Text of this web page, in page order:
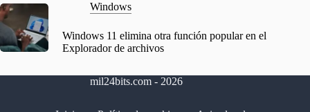
Windows
Windows 11 elimina otra función popular en el
Explorador de archivos
mil24bits.com - 2026